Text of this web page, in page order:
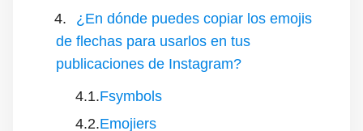
¿En dónde puedes copiar los emojis
de flechas para usarlos en tus
publicaciones de Instagram?
Fsymbols
Emojiers